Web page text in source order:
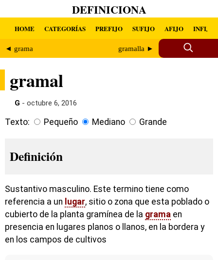
DEFINICIONA
HOME CATEGORÍAS PREFIJO SUFIJO AFIJO INFIJO
◄ grama gramalla ►
gramal
G - octubre 6, 2016
Texto: Pequeño Mediano Grande
Definición
Sustantivo masculino. Este termino tiene como
referencia a un lugar, sitio o zona que esta poblado o
cubierto de la planta gramínea de la grama en
presencia en lugares planos o llanos, en la bordera y
en los campos de cultivos